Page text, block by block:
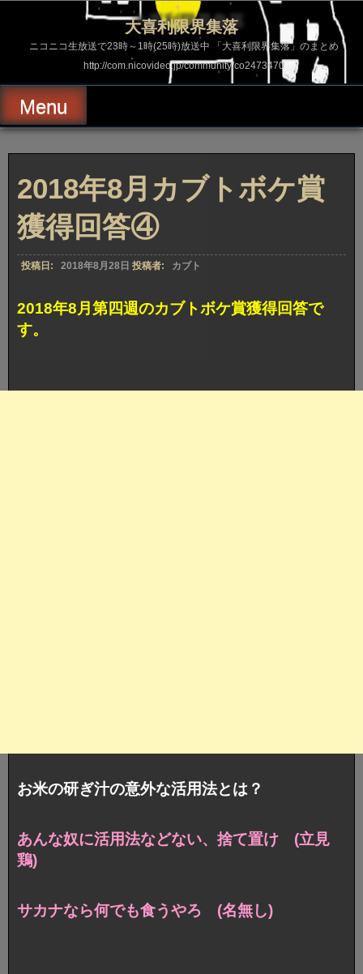
ス
ッ
プ
大喜利限界集落
ニコニコ生放送で23時～1時(25時)放送中 「大喜利限界集落」のまとめ
http://com.nicovideo.jp/community/co2473470
Menu
2018年8月カブトボケ賞
獲得回答④
投稿日: 2018年8月28日 投稿者: カブト
2018年8月第四週のカブトボケ賞獲得回答で
す。
お米の研ぎ汁の意外な活用法とは？
あんな奴に活用法などない、捨て置け (立見
鶏)
サカナなら何でも食うやろ (名無し)